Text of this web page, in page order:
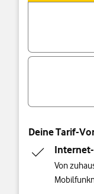
Deine Tarif-
Von